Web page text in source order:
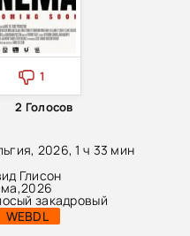
2026, 1 ч 33 мин
Глисон
,2026
закадровый
WEBDL
1
2 Голосов